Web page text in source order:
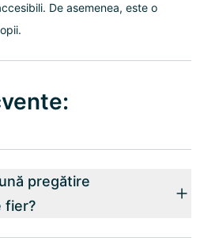
De asemenea, este o
pregătire
fier?